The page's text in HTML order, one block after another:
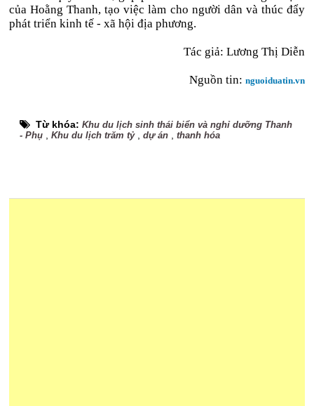
của Hoằng Thanh, tạo việc làm cho người dân và thúc đẩy
phát triển kinh tế - xã hội địa phương.
Tác giả: Lương Thị Diễn
Nguồn tin: nguoiduatin.vn
Từ khóa:Khu du lịch sinh thái biển và nghỉ dưỡng Thanh
- Phụ ,Khu du lịch trăm tỷ,dự án ,thanh hóa